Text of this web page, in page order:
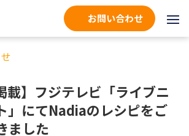
お問い合わせ
載】フジテレビ「ライブニ
」にてNadiaのレシピをご
ました